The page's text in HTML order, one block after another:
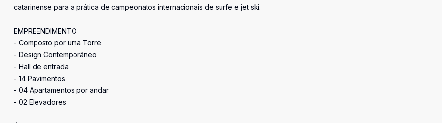
catarinense para a prática de campeonatos internacionais de surfe e jet ski.
EMPREENDIMENTO
- Composto por uma Torre
- Design Contemporâneo
- Hall de entrada
- 14 Pavimentos
- 04 Apartamentos por andar
- 02 Elevadores